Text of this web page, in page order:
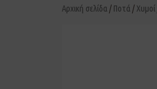
Αρχική σελίδα / Ποτά / Χυμοί